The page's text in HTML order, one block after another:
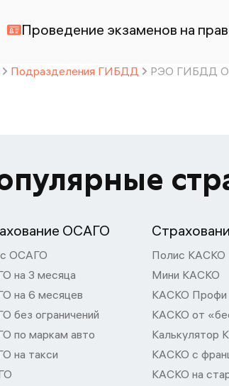
Проведение экзаменов на
Подразделения ГИБДД РЭО ГИБДД
ОСАГО
ОСАГО
на 3 месяца
на 6 месяцев
без ограничений
по маркам авто
на такси
Полис КАСКО
Мини КАСКО
КАСКО Профи
КАСКО от
Калькулятор
КАСКО с
КАСКО на